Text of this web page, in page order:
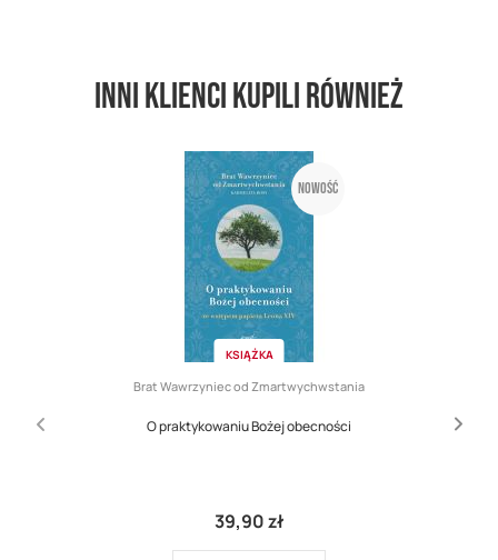
Inni klienci kupili również
Nowość
KSIĄŻKA
Brat Wawrzyniec od Zmartwychwstania
O praktykowaniu Bożej obecności
39,90 zł